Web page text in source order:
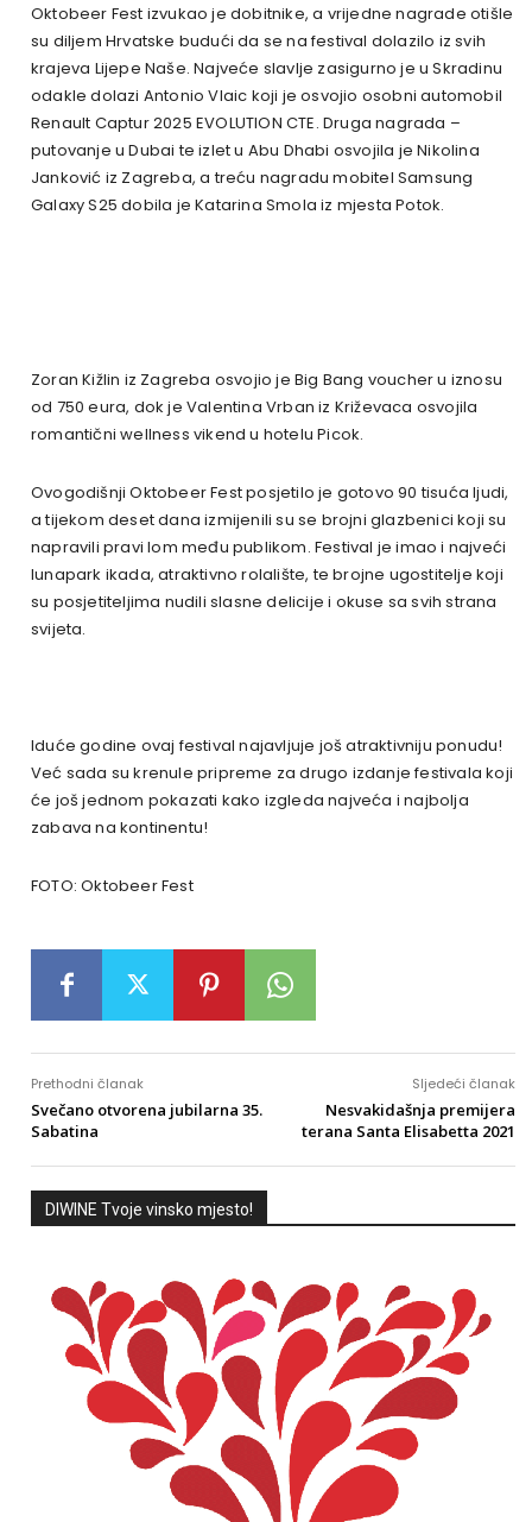
Oktobeer Fest izvukao je dobitnike, a vrijedne nagrade otišle
su diljem Hrvatske budući da se na festival dolazilo iz svih
krajeva Lijepe Naše. Najveće slavlje zasigurno je u Skradinu
odakle dolazi Antonio Vlaic koji je osvojio osobni automobil
Renault Captur 2025 EVOLUTION CTE. Druga nagrada –
putovanje u Dubai te izlet u Abu Dhabi osvojila je Nikolina
Janković iz Zagreba, a treću nagradu mobitel Samsung
Galaxy S25 dobila je Katarina Smola iz mjesta Potok.
Zoran Kižlin iz Zagreba osvojio je Big Bang voucher u iznosu
od 750 eura, dok je Valentina Vrban iz Križevaca osvojila
romantični wellness vikend u hotelu Picok.
Ovogodišnji Oktobeer Fest posjetilo je gotovo 90 tisuća ljudi,
a tijekom deset dana izmijenili su se brojni glazbenici koji su
napravili pravi lom među publikom. Festival je imao i najveći
lunapark ikada, atraktivno rolalište, te brojne ugostitelje koji
su posjetiteljima nudili slasne delicije i okuse sa svih strana
svijeta.
Iduće godine ovaj festival najavljuje još atraktivniju ponudu!
Već sada su krenule pripreme za drugo izdanje festivala koji
će još jednom pokazati kako izgleda najveća i najbolja
zabava na kontinentu!
FOTO: Oktobeer Fest
Prethodni članak
Svečano otvorena jubilarna 35.
Sabatina
Sljedeći članak
Nesvakidašnja premijera
terana Santa Elisabetta 2021
DIWINE Tvoje vinsko mjesto!